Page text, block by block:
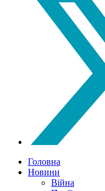
Головна
Новини
Війна